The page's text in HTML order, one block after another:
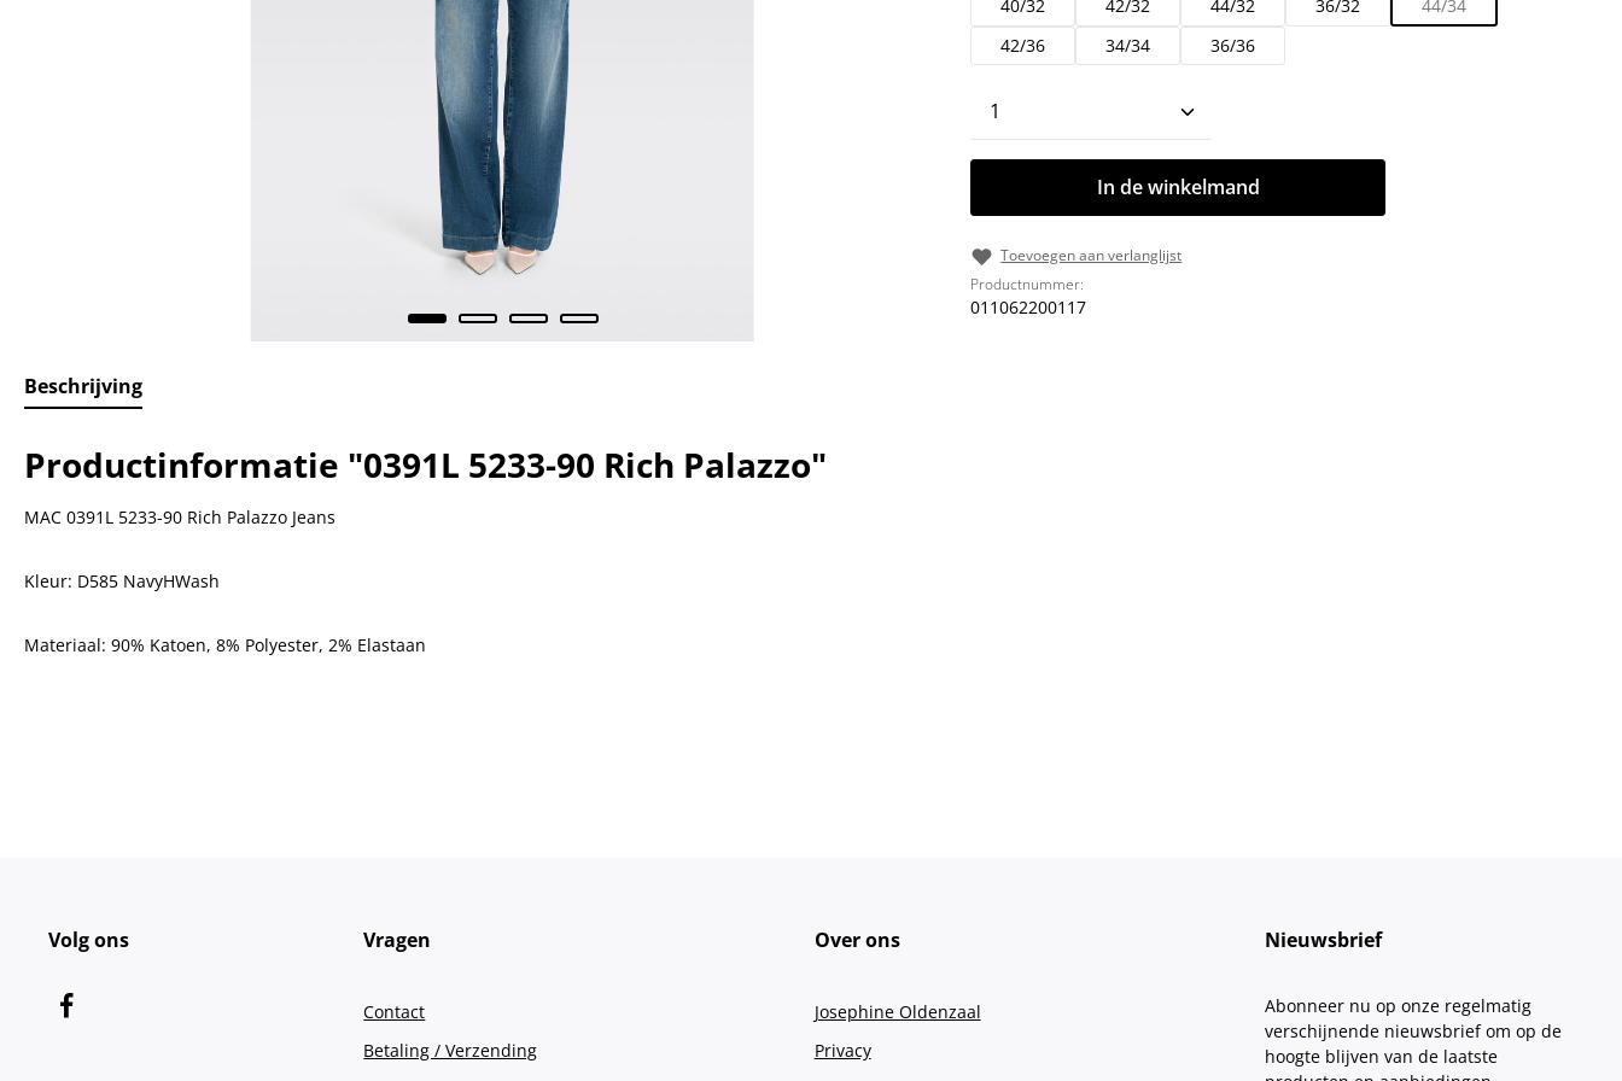
40/32 42/32 44/32 36/32
44/34
42/36
34/34 36/36
Producthoeveelheid: Voer de gewenste
In de winkelmand
Toevoegen aan verlanglijst
Productnummer:
011062200117
Beschrijving
Productinformatie "0391L 5233-90 Rich Palazzo"
MAC 0391L 5233-90 Rich Palazzo Jeans
Kleur: D585 NavyHWash
Materiaal: 90% Katoen, 8% Polyester, 2% Elastaan
Volg ons Vragen
Contact
Betaling / Verzending
Over ons
Josephine Oldenzaal
Privacy
Nieuwsbrief
Abonneer nu op onze regelmatig
verschijnende nieuwsbrief om op de
hoogte blijven van de laatste